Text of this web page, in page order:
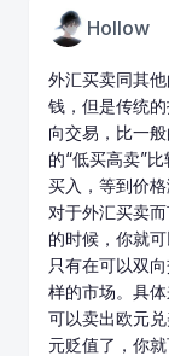
Hollow
外汇买卖同其
钱，但是传统
向交易，比一
的“低买高卖”
买入，等到价
对于外汇买卖
的时候，你就
只有在可以双
样的市场。具
可以卖出欧元
元贬值了，你